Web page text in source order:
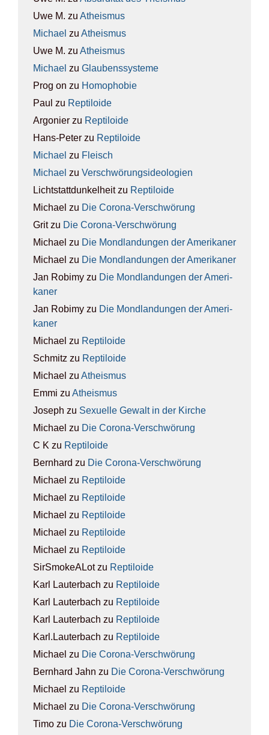
Uwe M. zu Athe­is­mus
Michael zu Athe­is­mus
Uwe M. zu Athe­is­mus
Michael zu Glau­bens­sys­te­me
Prog on zu Homo­pho­bie
Paul zu Rep­ti­lo­ide
Argonier zu Rep­ti­lo­ide
Hans-Peter zu Rep­ti­lo­ide
Michael zu Fleisch
Michael zu Ver­schwö­rungs­ideo­lo­gien
Lichtstattdunkelheitzu Rep­ti­lo­ide
Michael zu Die Coro­na-Ver­schwö­rung
Gritzu Die Coro­na-Ver­schwö­rung
Michael zu Die Mond­lan­dun­gen der Ame­ri­ka­ner
Michael zu Die Mond­lan­dun­gen der Ame­ri­ka­ner
Jan Robimy zu Die Mond­lan­dun­gen der Ame­ri­
ka­ner
Jan Robimy zu Die Mond­lan­dun­gen der Ame­ri­
ka­ner
Michael zu Rep­ti­lo­ide
Schmitz zu Rep­ti­lo­ide
Michael zu Athe­is­mus
Emmi zu Athe­is­mus
Joseph zu Sexu­el­le Gewalt in der Kir­che
Michael zu Die Coro­na-Ver­schwö­rung
C K zu Rep­ti­lo­ide
Bernhard zu Die Coro­na-Ver­schwö­rung
Michael zu Rep­ti­lo­ide
Michael zu Rep­ti­lo­ide
Michael zu Rep­ti­lo­ide
Michael zu Rep­ti­lo­ide
Michael zu Rep­ti­lo­ide
SirSmokeALotzu Rep­ti­lo­ide
Karl Lauterbach zu Rep­ti­lo­ide
Karl Lauterbach zu Rep­ti­lo­ide
Karl Lauterbach zu Rep­ti­lo­ide
Karl.Lauterbach zu Rep­ti­lo­ide
Michael zu Die Coro­na-Ver­schwö­rung
Bernhard Jahn zu Die Coro­na-Ver­schwö­rung
Michael zu Rep­ti­lo­ide
Michael zu Die Coro­na-Ver­schwö­rung
Timo zu Die Coro­na-Ver­schwö­rung